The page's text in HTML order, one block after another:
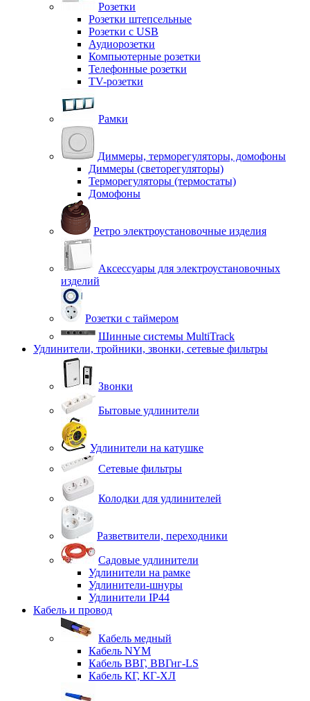
Розетки
Розетки штепсельные
Розетки с USB
Аудиорозетки
Компьютерные розетки
Телефонные розетки
TV-розетки
Рамки
Диммеры, терморегуляторы, домофоны
Диммеры (светорегуляторы)
Терморегуляторы (термостаты)
Домофоны
Ретро электроустановочные изделия
Аксессуары для электроустановочных
изделий
Розетки с таймером
Шинные системы MultiTrack
Удлинители, тройники, звонки, сетевые фильтры
Звонки
Бытовые удлинители
Удлинители на катушке
Сетевые фильтры
Колодки для удлинителей
Разветвители, переходники
Садовые удлинители
Удлинители на рамке
Удлинители-шнуры
Удлинители IP44
Кабель и провод
Кабель медный
Кабель NYM
Кабель ВВГ, ВВГнг-LS
Кабель КГ, КГ-ХЛ